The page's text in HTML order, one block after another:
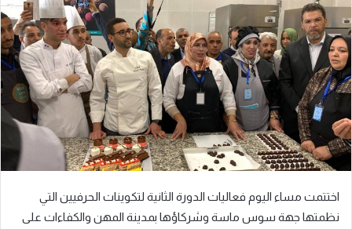
اختتمت مساء اليوم فعاليات الدورة الثانية لتكوينات الحرفيين التي
نظمتها جهة سوس ماسة وشركاؤها بمدينة المهن والكفاءات على